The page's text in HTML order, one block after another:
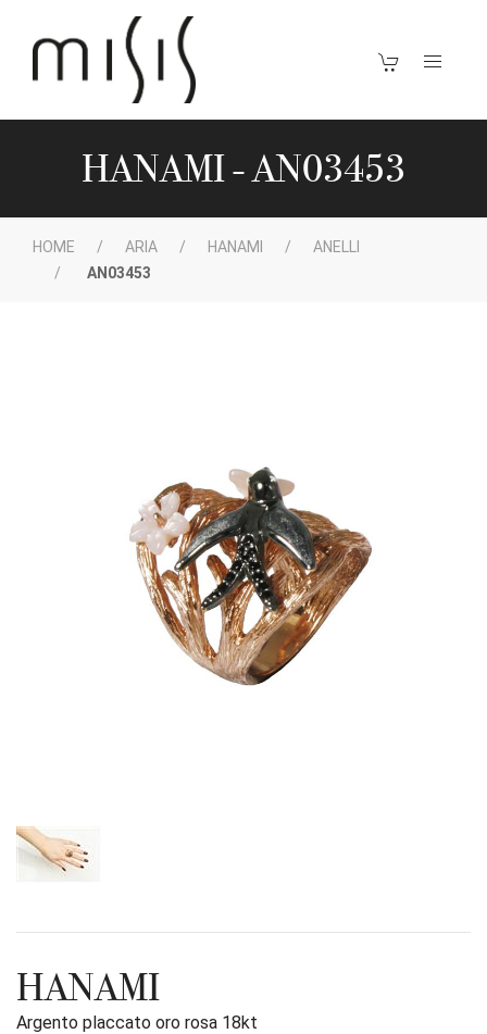
HANAMI - AN03453
HOME ARIA HANAMI
ANELLI
AN03453
HANAMI
Argento placcato oro rosa 18kt